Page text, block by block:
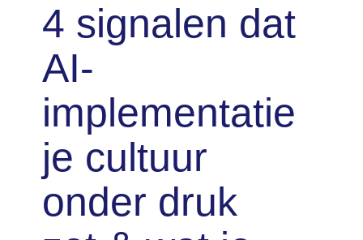
4 signalen dat
AI-
implementatie
je cultuur
onder druk